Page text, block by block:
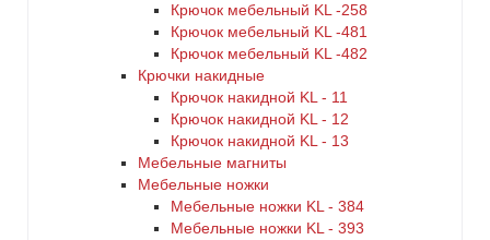
Крючок мебельный KL -258
Крючок мебельный KL -481
Крючок мебельный KL -482
Крючки накидные
Крючок накидной KL - 11
Крючок накидной KL - 12
Крючок накидной KL - 13
Мебельные магниты
Мебельные ножки
Мебельные ножки KL - 384
Мебельные ножки KL - 393